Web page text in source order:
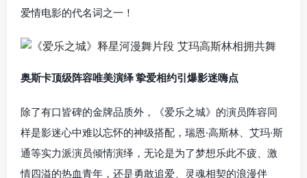
爱情电影的代名词之一！
奥斯卡顶级阵容唯美演绎 挚爱相约引爆影迷嗨点
除了有口皆碑的金牌品质外，《爱乐之城》的演员阵容同
样是影迷心中难以忘怀的神级搭配，瑞恩·高斯林、艾玛·斯
通等实力派演员倾情演绎，无论是为了梦想乐此不疲、激
情四溢的热血青年，还是勇敢追爱、灵魂相契的浪漫伴